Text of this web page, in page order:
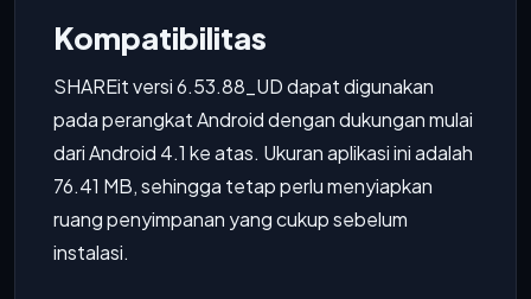
Kompatibilitas
SHAREit versi 6.53.88_UD dapat digunakan
pada perangkat Android dengan dukungan mulai
dari Android 4.1 ke atas. Ukuran aplikasi ini adalah
76.41 MB, sehingga tetap perlu menyiapkan
ruang penyimpanan yang cukup sebelum
instalasi.